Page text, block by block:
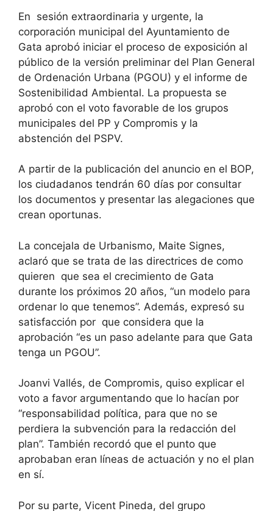
En sesión extraordinaria y urgente, la
corporación municipal del Ayuntamiento de
Gata aprobó iniciar el proceso de exposición al
público de la versión preliminar del Plan General
de Ordenación Urbana (PGOU) y el informe de
Sostenibilidad Ambiental. La propuesta se
aprobó con el voto favorable de los grupos
municipales del PP y Compromis y la
abstención del PSPV.
A partir de la publicación del anuncio en el BOP,
los ciudadanos tendrán 60 días por consultar
los documentos y presentar las alegaciones que
crean oportunas.
La concejala de Urbanismo, Maite Signes,
aclaró que se trata de las directrices de como
quieren que sea el crecimiento de Gata
durante los próximos 20 años, “un modelo para
ordenar lo que tenemos”. Además, expresó su
satisfacción por que considera que la
aprobación “es un paso adelante para que Gata
tenga un PGOU”.
Joanvi Vallés, de Compromis, quiso explicar el
voto a favor argumentando que lo hacían por
“responsabilidad política, para que no se
perdiera la subvención para la redacción del
plan”. También recordó que el punto que
aprobaban eran líneas de actuación y no el plan
en sí.
Por su parte, Vicent Pineda, del grupo